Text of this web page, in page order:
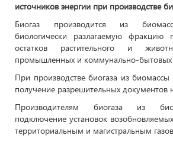
источников энергии при производстве
Биогаз производится из
биологически разлагаемую фракцию
остатков растительного и
промышленных и коммунально-бытовых
При производстве биогаза из
получение разрешительных документов
Производителям биогаза из
подключение установок
территориальным и магистральным